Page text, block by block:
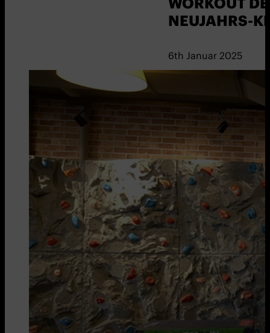
NEUJAHRS-
6th Januar 2025